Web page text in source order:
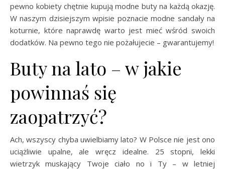
pewno kobiety chętnie kupują modne buty na każdą okazję.
W naszym dzisiejszym wpisie poznacie modne sandały na
koturnie, które naprawdę warto jest mieć wśród swoich
dodatków. Na pewno tego nie pożałujecie – gwarantujemy!
Buty na lato – w jakie
powinnaś się
zaopatrzyć?
Ach, wszyscy chyba uwielbiamy lato? W Polsce nie jest ono
uciążliwie upalne, ale wręcz idealne. 25 stopni, lekki
wietrzyk muskający Twoje ciało no i Ty – w letniej